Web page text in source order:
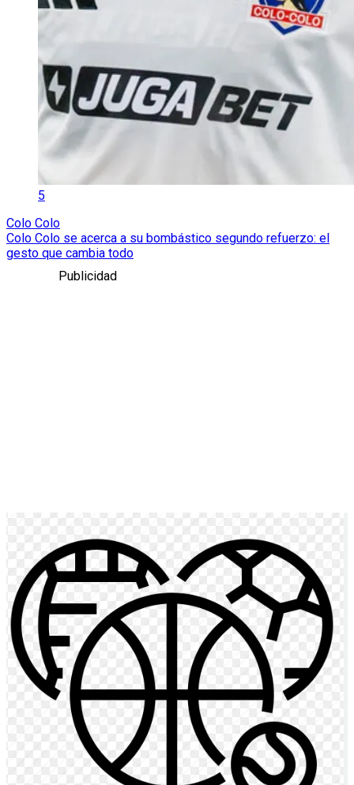
5
Colo Colo
Colo Colo se acerca a su bombástico segundo refuerzo: el
gesto que cambia todo
Publicidad